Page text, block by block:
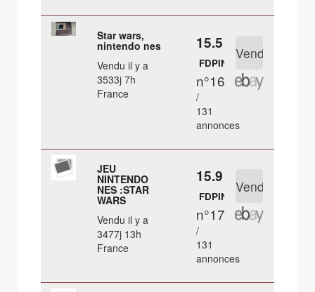
Star wars,
nintendo nes
Vendu il y a
3533j 7h
France
15.5 €
FDPIN
n°16
/
131
annonces
JEU
NINTENDO
NES :STAR
WARS
Vendu il y a
3477j 13h
France
15.9 €
FDPIN
n°17
/
131
annonces